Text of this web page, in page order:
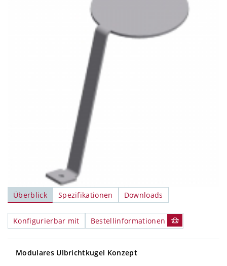
Überblick Spezifikationen Downloads
Konfigurierbar mit Bestellinformationen
Modulares Ulbrichtkugel Konzept